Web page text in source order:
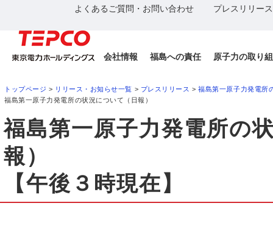
よくあるご質問・お問い合わせ プレスリリー
会社情報 福島への責任 原子力の取り
トップページ > リリース・お知らせ一覧 > プレスリリース >福島第一原子力発電所
福島第一原子力発電所の状況について（日報）
福島第一原子力発電所の
報）
【午後３時現在】